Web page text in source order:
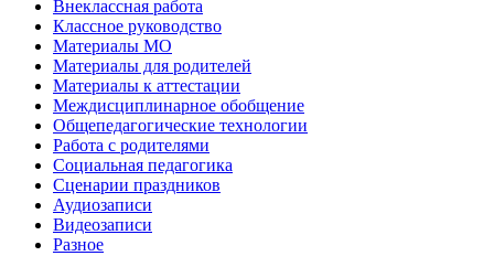
Внеклассная работа
Классное руководство
Материалы МО
Материалы для родителей
Материалы к аттестации
Междисциплинарное обобщение
Общепедагогические технологии
Работа с родителями
Социальная педагогика
Сценарии праздников
Аудиозаписи
Видеозаписи
Разное